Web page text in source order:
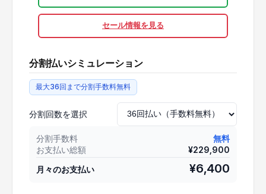
セール情報を見る
分割払いシミュレーション
最大36回まで分割手数料無料
分割回数を選択
分割手数料
無料
お支払い総額
¥229,900
月々のお支払い
¥6,400